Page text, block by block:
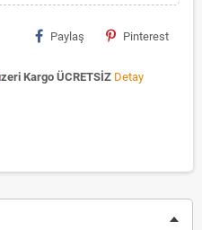
Paylaş Pinterest
Kargo ÜCRETSİZ Detay